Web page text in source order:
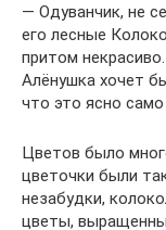
— Одуванчик, не
его лесные
притом
Алёнушка хочет
что это ясно
Цветов было
цветочки были
незабудки,
цветы,